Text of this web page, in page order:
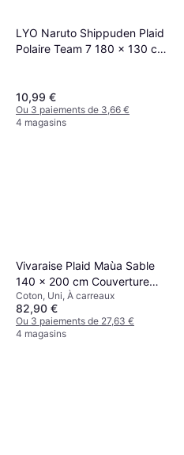
LYO Naruto Shippuden Plaid
Polaire Team 7 180 x 130 cm
10,99 €
Ou 3 paiements de 3,66 €
4 magasins
Vivaraise Plaid Maùa Sable
140 x 200 cm Couverture
Jaune, Beige (200x)
Coton, Uni, À carreaux
82,90 €
Ou 3 paiements de 27,63 €
4 magasins